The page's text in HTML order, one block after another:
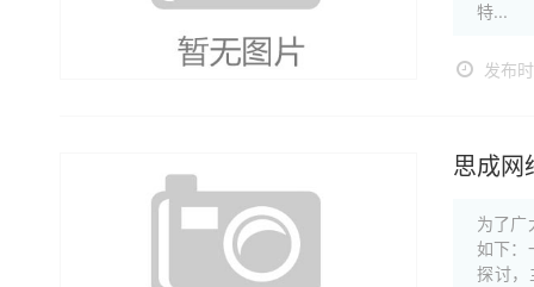
特...
发布
思成网
为了广
如下：
探讨，